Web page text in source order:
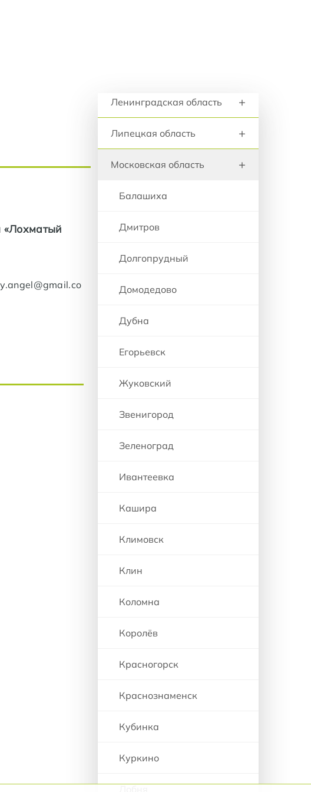
Регионы и города
Ленинградская область +
Липецкая область +
Московская область +
Балашиха
Дмитров
Долгопрудный
Домодедово
Дубна
Егорьевск
Жуковский
Звенигород
Зеленоград
Ивантеевка
Кашира
Климовск
Клин
Коломна
Королёв
Красногорск
Краснознаменск
Кубинка
Куркино